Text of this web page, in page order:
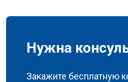
Нужна
Закажите бесплатную